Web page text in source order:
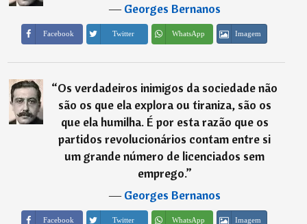
―Georges Bernanos
Facebook Twitter WhatsApp Imagem
“Os verdadeiros inimigos da sociedade não
são os que ela explora ou tiraniza, são os
que ela humilha. É por esta razão que os
partidos revolucionários contam entre si
um grande número de licenciados sem
emprego.”
―Georges Bernanos
Facebook Twitter WhatsApp Imagem